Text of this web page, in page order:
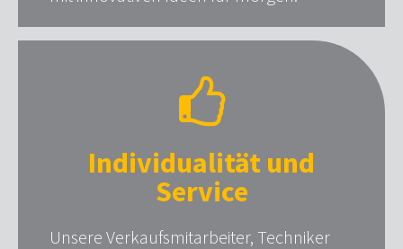
Individualität und
Service
Unsere Verkaufsmitarbeiter, Techniker